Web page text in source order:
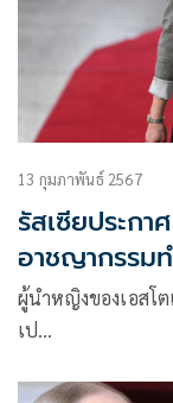
13 กุมภาพันธ์ 2567
รัสเซียประก
อาชญากรรม
ผู้นำหญิงของเอสโ
เป…